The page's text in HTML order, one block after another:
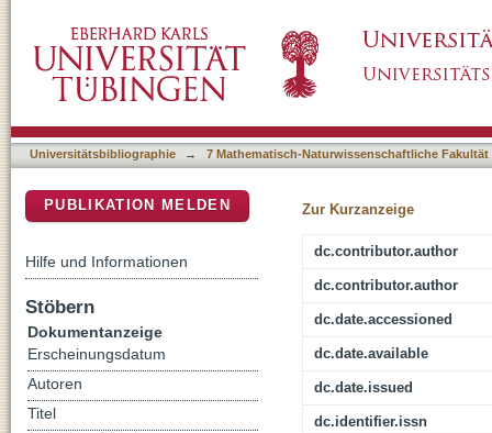
Universitätsbibliographie → 7 Mathematisch-Naturwissenschaftliche Fakultät
Zur Kurzanzeige
dc.contributor.author
dc.contributor.author
dc.date.accessioned
dc.date.available
dc.date.issued
dc.identifier.issn
PUBLIKATION MELDEN
Hilfe und Informationen
Stöbern
Dokumentanzeige
Erscheinungsdatum
Autoren
Titel